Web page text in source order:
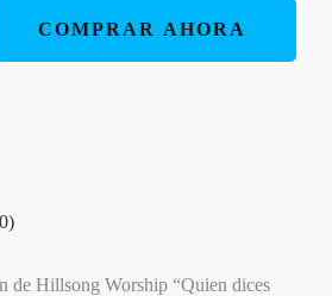
COMPRAR AHORA
de Hillsong Worship “Quien dices